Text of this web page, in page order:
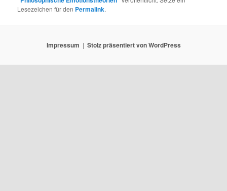
Lesezeichen für den Permalink.
Impressum Stolz präsentiert von WordPress